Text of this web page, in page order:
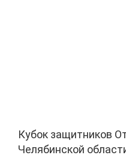
Кубок защитников
Челябинской